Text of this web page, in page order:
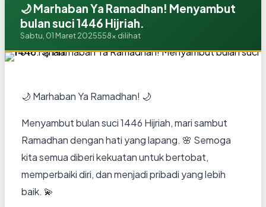
🌙 Marhaban Ya Ramadhan! Menyambut
bulan suci 1446 Hijriah.
Sabtu, 01 Maret 2025558x dilihat
🌙 Marhaban Ya Ramadhan! 🌙
Menyambut bulan suci 1446 Hijriah, mari sambut
Ramadhan dengan hati yang lapang. 🌸 Semoga
kita semua diberi kekuatan untuk bertobat,
memperbaiki diri, dan menjadi pribadi yang lebih
baik. 💫